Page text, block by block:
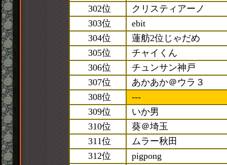
302位
クリスティアーノ
303位
ebit
304位
蓮舫2位じゃだめ
305位
チャイくん
306位
チュンサン神戸
307位
あかあか＠ウラ３
308位
---
309位
いか男
310位
葵＠埼玉
311位
ムラー秋田
312位
pigpong